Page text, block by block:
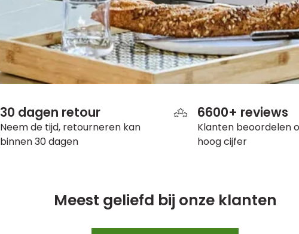
30 dagen retour
Neem de tijd, retourneren kan
binnen 30 dagen
6600+ reviews
Klanten beoordelen
hoog cijfer
Meest geliefd bij onze klanten